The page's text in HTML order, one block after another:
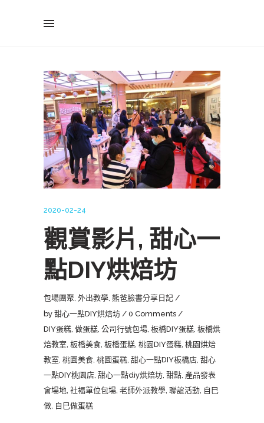
2020-02-24
觀賞影片, 甜心一
點DIY烘焙坊
包場團聚 外出教學 熊爸臉書分享日記
by 甜心一點DIY烘焙坊
0 Comments
DIY蛋糕 做蛋糕 公司行號包場 板橋DIY蛋糕 板橋烘
焙教室 板橋美食 板橋蛋糕 桃園DIY蛋糕 桃園烘焙
教室 桃園美食 桃園蛋糕 甜心一點DIY板橋店 甜心
一點DIY桃園店 甜心一點diy烘焙坊 甜點 產品發表
會場地 社褔單位包場 老師外派教學 聯誼活動 自巳
做 自巳做蛋糕